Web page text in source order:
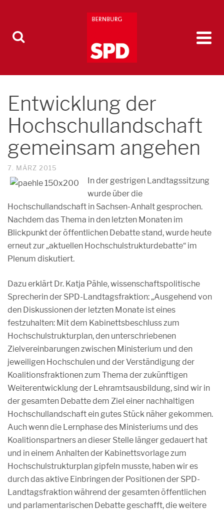
Entwicklung der
Hochschullandschaft
gemeinsam angehen
7. MÄRZ 2015
In der gestrigen Landtagssitzung
wurde über die
Hochschullandschaft in Sachsen-Anhalt gesprochen.
Nachdem das Thema in den letzten Monaten im
Blickpunkt der öffentlichen Debatte stand, wurde heute
erneut zur „aktuellen Hochschulstrukturdebatte“ im
Plenum diskutiert.
Dazu erklärt Dr. Katja Pähle, wissenschaftspolitische
Sprecherin der SPD-Landtagsfraktion: „Ausgehend von
den Diskussionen der letzten Monate ist eines
festzuhalten: Mit dem Kabinettsbeschluss zum
Hochschulstrukturplan, den unterschriebenen
Zielvereinbarungen zwischen Ministerium und den
jeweiligen Hochschulen und der Verständigung der
Koalitionsfraktionen zum Thema der zukünftigen
Weiterentwicklung der Lehramtsausbildung, sind wir in
der gesamten Debatte dem Ziel einer nachhaltigen
Hochschullandschaft ein gutes Stück näher gekommen.
Auch wenn die Lernphase des Ministeriums und des
Koalitionspartners an dieser Stelle länger gedauert hat
und in einem Anhalten der Kabinettsvorlage zum
Hochschulstrukturplan gipfeln musste, haben wir es
durch das aktive Einbringen der Positionen der SPD-
Landtagsfraktion während der gesamten öffentlichen
und parlamentarischen Debatte geschafft, die weitere